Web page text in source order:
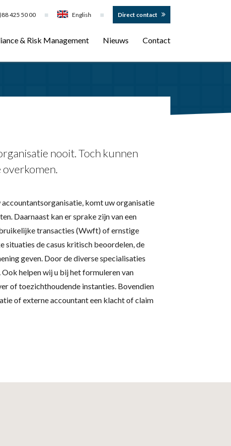
425 50 00 English Direct contact
& Risk Management Nieuws Contact
nooit. Toch kunnen
overkomen.
komt uw organisatie
Daarnaast kan er sprake zijn van een
transacties (Wwft) of ernstige
situaties de casus kritisch beoordelen, de
geven. Door de diverse specialisaties
Ook helpen wij u bij het formuleren van
of toezichthoudende instanties. Bovendien
of externe accountant een klacht of claim